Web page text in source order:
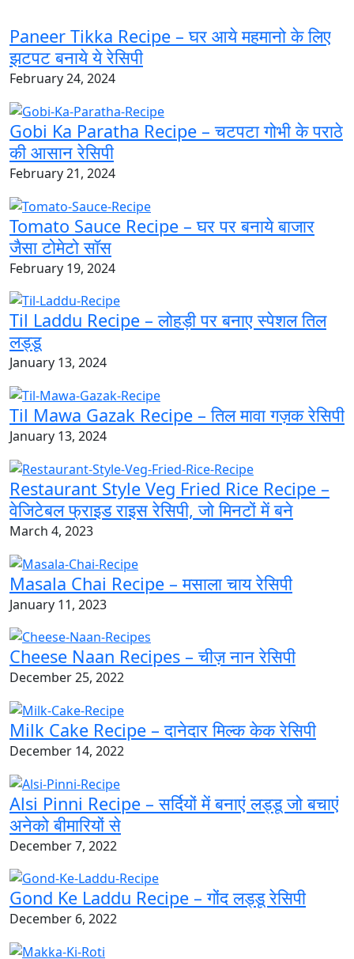
Paneer Tikka Recipe – घर आये महमानो के लिए
झटपट बनाये ये रेसिपी
February 24, 2024
Gobi Ka Paratha Recipe – चटपटा गोभी के पराठे
की आसान रेसिपी
February 21, 2024
Tomato Sauce Recipe – घर पर बनाये बाजार
जैसा टोमेटो सॉस
February 19, 2024
Til Laddu Recipe – लोहड़ी पर बनाए स्पेशल तिल
लड्डू
January 13, 2024
Til Mawa Gazak Recipe – तिल मावा गज़क रेसिपी
January 13, 2024
Restaurant Style Veg Fried Rice Recipe –
वेजिटेबल फ्राइड राइस रेसिपी, जो मिनटों में बने
March 4, 2023
Masala Chai Recipe – मसाला चाय रेसिपी
January 11, 2023
Cheese Naan Recipes – चीज़ नान रेसिपी
December 25, 2022
Milk Cake Recipe – दानेदार मिल्क केक रेसिपी
December 14, 2022
Alsi Pinni Recipe – सर्दियों में बनाएं लड्डू जो बचाएं
अनेको बीमारियों से
December 7, 2022
Gond Ke Laddu Recipe – गोंद लड्डू रेसिपी
December 6, 2022